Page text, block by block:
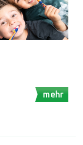
mehr